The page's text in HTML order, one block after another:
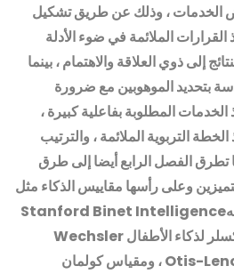
الخدمات ، وذلك عن طريق تشكيل
الملائمة في ضوء الأدلة
إلى ذوي العلاقة والاهتمام ، بينما
بتحديد الموهوبين مع ضرورة
المطلوبة بفاعلية كبيرة ،
التربوية الملائمة ، والترتيب
تطرق الفصل الرابع أيضا إلى طرق
وعلى رأسها مقاييس الذكاء مثل
Stanford Binet Intelligence
لذكاء الأطفالWechsler
، ومقياس كولمان